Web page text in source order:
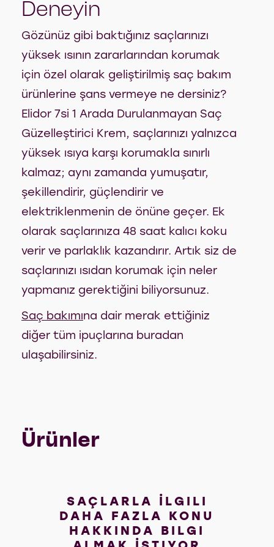
Deneyin
Gözünüz gibi baktığınız saçlarınızı
yüksek ısının zararlarından korumak
için özel olarak geliştirilmiş saç bakım
ürünlerine şans vermeye ne dersiniz?
Elidor 7si 1 Arada Durulanmayan Saç
Güzelleştirici Krem, saçlarınızı yalnızca
yüksek ısıya karşı korumakla sınırlı
kalmaz; aynı zamanda yumuşatır,
şekillendirir, güçlendirir ve
elektriklenmenin de önüne geçer. Ek
olarak saçlarınıza 48 saat kalıcı koku
verir ve parlaklık kazandırır. Artık siz de
saçlarınızı ısıdan korumak için neler
yapmanız gerektiğini biliyorsunuz.
Saç bakımına dair merak ettiğiniz
diğer tüm ipuçlarına buradan
ulaşabilirsiniz.
Ürünler
SAÇLARLA İLGILI
DAHA FAZLA KONU
HAKKINDA BILGI